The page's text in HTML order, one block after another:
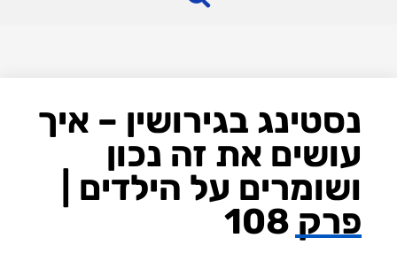
נסטינג בגירושין – איך
עושים את זה נכון
ושומרים על הילדים |
פרק 108